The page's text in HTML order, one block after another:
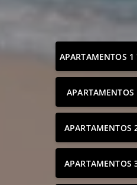
APARTAMENTOS
APARTAMENTOS
APARTAMENTOS